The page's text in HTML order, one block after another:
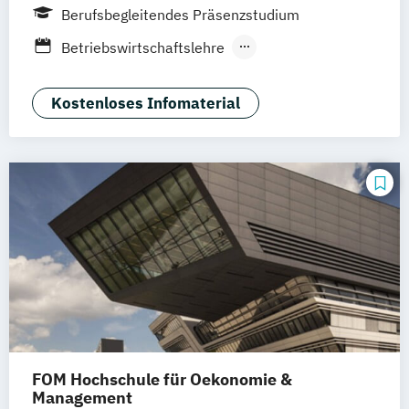
Hamburg
Idstein München
Wiesbaden
Hannover
Dortmund Erfurt
Braunschweig
Berufsbegleitendes Präsenzstudium
Betriebswirtschaftslehre
Marketing
Kostenloses Infomaterial
FOM Hochschule für Oekonomie &
Management